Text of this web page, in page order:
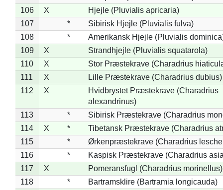
106
X
Hjejle (Pluvialis apricaria)
107
*
Sibirisk Hjejle (Pluvialis fulva)
108
*
Amerikansk Hjejle (Pluvialis
109
X
Strandhjejle (Pluvialis squatarola)
110
X
Stor Præstekrave (Charadrius
111
X
Lille Præstekrave (Charadrius dubius)
112
X
Hvidbrystet Præstekrave (Charadrius
alexandrinus)
113
*
Sibirisk Præstekrave (Charadrius
114
X *
Tibetansk Præstekrave (Charadrius
115
*
Ørkenpræstekrave (Charadrius
116
*
Kaspisk Præstekrave (Charadrius
117
X
Pomeransfugl (Charadrius morinellus)
118
*
Bartramsklire (Bartramia longicauda)